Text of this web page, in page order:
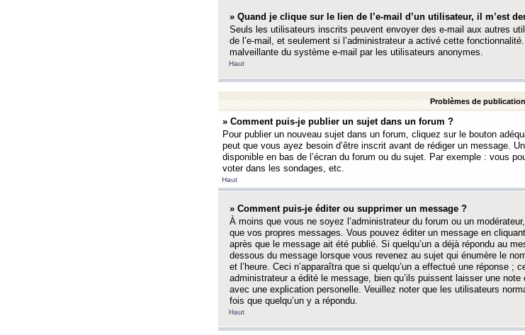
» Quand je clique sur le lien de l’e-mail d’un utilisateur, il m’est
Seuls les utilisateurs inscrits peuvent envoyer des e-mail aux autres
de l’e-mail, et seulement si l’administrateur a activé cette
malveillante du système e-mail par les utilisateurs anonymes.
Haut
Problèmes de publication
» Comment puis-je publier un sujet dans un forum ?
Pour publier un nouveau sujet dans un forum, cliquez sur le bouton
peut que vous ayez besoin d’être inscrit avant de rédiger un message.
disponible en bas de l’écran du forum ou du sujet. Par exemple : vous
voter dans les sondages, etc.
Haut
» Comment puis-je éditer ou supprimer un message ?
À moins que vous ne soyez l’administrateur du forum ou un
que vos propres messages. Vous pouvez éditer un message en
après que le message ait été publié. Si quelqu’un a déjà répondu au
dessous du message lorsque vous revenez au sujet qui énumère le
et l’heure. Ceci n’apparaîtra que si quelqu’un a effectué une réponse ;
administrateur a édité le message, bien qu’ils puissent laisser une
avec une explication personelle. Veuillez noter que les utilisateurs
fois que quelqu’un y a répondu.
Haut